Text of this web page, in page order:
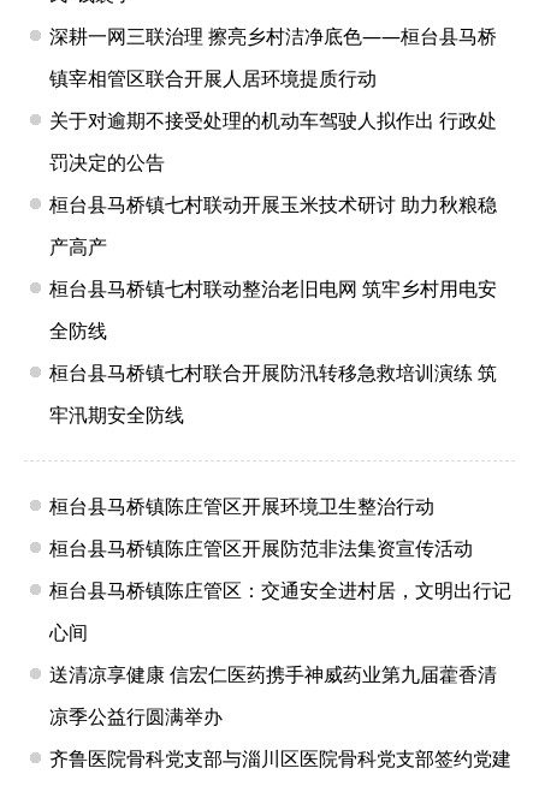
深耕一网三联治理 擦亮乡村洁净底色——桓台县马桥
镇宰相管区联合开展人居环境提质行动
关于对逾期不接受处理的机动车驾驶人拟作出 行政处
罚决定的公告
桓台县马桥镇七村联动开展玉米技术研讨 助力秋粮稳
产高产
桓台县马桥镇七村联动整治老旧电网 筑牢乡村用电安
全防线
桓台县马桥镇七村联合开展防汛转移急救培训演练 筑
牢汛期安全防线
桓台县马桥镇陈庄管区开展环境卫生整治行动
桓台县马桥镇陈庄管区开展防范非法集资宣传活动
桓台县马桥镇陈庄管区：交通安全进村居，文明出行记
心间
送清凉享健康 信宏仁医药携手神威药业第九届藿香清
凉季公益行圆满举办
齐鲁医院骨科党支部与淄川区医院骨科党支部签约党建